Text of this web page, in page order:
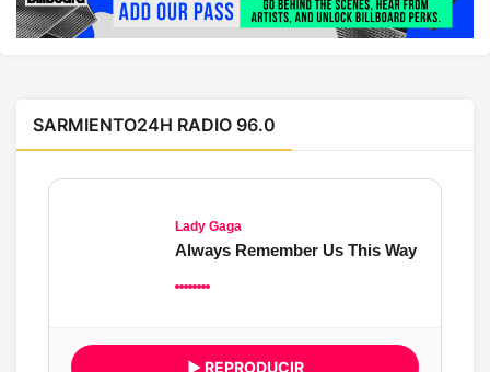
SARMIENTO24H RADIO 96.0
Lady Gaga
Always Remember Us This Way
▶ REPRODUCIR